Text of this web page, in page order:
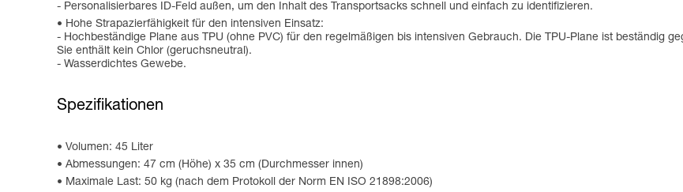
- Personalisierbares ID-Feld außen, um den Inhalt des Transportsacks schnell und einfach zu identifizieren.
Hohe Strapazierfähigkeit für den intensiven Einsatz:
- Hochbeständige Plane aus TPU (ohne PVC) für den regelmäßigen bis intensiven Gebrauch. Die TPU-Plane ist beständig
Sie enthält kein Chlor (geruchsneutral).
- Wasserdichtes Gewebe.
Spezifikationen
Volumen: 45 Liter
Abmessungen: 47 cm (Höhe) x 35 cm (Durchmesser innen)
Maximale Last: 50 kg (nach dem Protokoll der Norm EN ISO 21898:2006)